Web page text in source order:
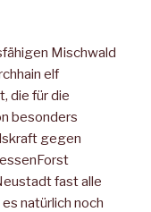
Mischwald
elf
die für die
besonders
gegen
fast alle
natürlich noch